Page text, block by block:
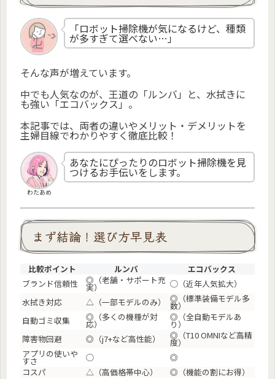
「ロボット掃除機が気になるけど、種類
が多すぎて選べない…」
そんな声が増えています。
中でも人気なのが、王道の「ルンバ」と、水拭きに
も強い「エコバックス」。
本記事では、両者の違いやメリット・デメリットを
主婦目線でわかりやすく徹底比較！
わたあめ
あなたにぴったりのロボット掃除機を見
つけるお手伝いをします。
まず結論！選び方早見表
比較ポイント ルンバ
エコバックス
ブランド信頼性
◎（老舗・サポート充
実）
◯（近年人気拡大）
水拭き対応
△（一部モデルのみ） ◎（標準装備モデル多
数）
自動ゴミ収集
◎（多くの機種が対
応）
◎（全自動モデルあ
り）
障害物回避
◎（j7+など高性能） ◎（T10 OMNIなど高精
度）
アプリの使いや
すさ ◯
◎
コスパ
△（高価格帯中心） ◎（機能の割にお得）